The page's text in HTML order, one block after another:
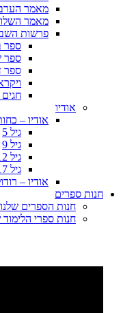
מאמר
מאמר
פרשות
ספר
ספר
ספר
חגים
אודיו
אודיו –
גיל 5
גיל 9
גיל 12
גיל 17
אודיו –
חנות ספרים
חנות הספרים שלנו
חנות ספרי הלימוד